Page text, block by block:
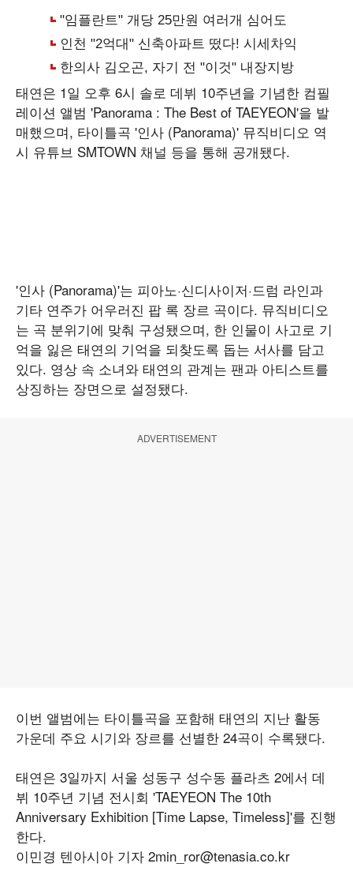
태연은 1일 오후 6시 솔로 데뷔 10주년을 기념한 컴필
레이션 앨범 'Panorama : The Best of TAEYEON'을 발
매했으며, 타이틀곡 '인사 (Panorama)' 뮤직비디오 역
시 유튜브 SMTOWN 채널 등을 통해 공개됐다.
'인사 (Panorama)'는 피아노·신디사이저·드럼 라인과
기타 연주가 어우러진 팝 록 장르 곡이다. 뮤직비디오
는 곡 분위기에 맞춰 구성됐으며, 한 인물이 사고로 기
억을 잃은 태연의 기억을 되찾도록 돕는 서사를 담고
있다. 영상 속 소녀와 태연의 관계는 팬과 아티스트를
상징하는 장면으로 설정됐다.
ADVERTISEMENT
이번 앨범에는 타이틀곡을 포함해 태연의 지난 활동
가운데 주요 시기와 장르를 선별한 24곡이 수록됐다.
태연은 3일까지 서울 성동구 성수동 플라츠 2에서 데
뷔 10주년 기념 전시회 'TAEYEON The 10th
Anniversary Exhibition [Time Lapse, Timeless]'를 진행
한다.
이민경 텐아시아 기자 2min_ror@tenasia.co.kr